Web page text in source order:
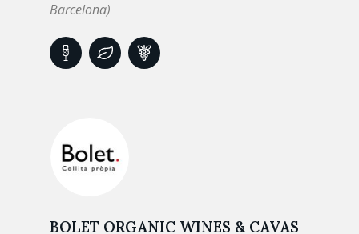
Barcelona)
BOLET ORGANIC WINES & CAVAS